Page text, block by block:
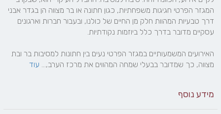
מצווה, כך שמדובר בבעלי שמחה המהווים את מרכז הערב,... עוד
מידע נוסף